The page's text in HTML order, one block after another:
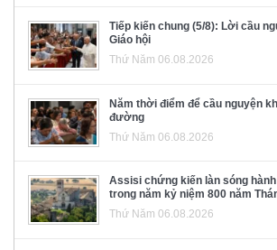
Tiếp kiến chung (5/8): Lời cầu
Giáo hội
Thứ Năm 06.08.2026
Năm thời điểm để cầu nguyện
đường
Thứ Năm 06.08.2026
Assisi chứng kiến làn sóng
trong năm kỷ niệm 800 năm
Thứ Năm 06.08.2026